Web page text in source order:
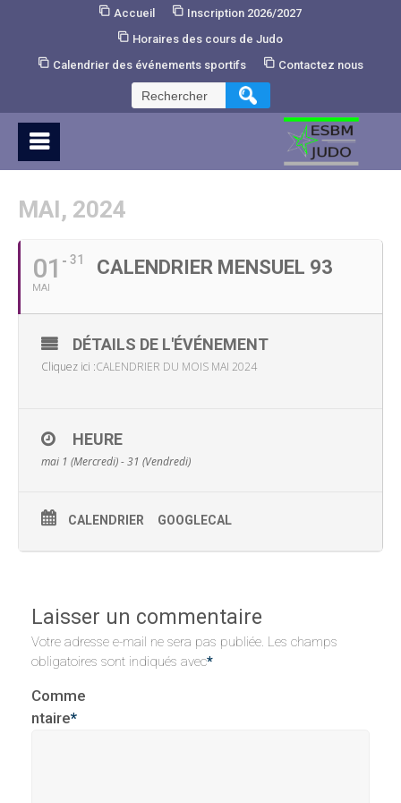
Accueil
Inscription 2026/2027
Horaires des cours de Judo
Calendrier des événements sportifs
Contactez nous
Rechercher :
MAI, 2024
01
MAI
31 CALENDRIER MENSUEL 93
DÉTAILS DE L'ÉVÉNEMENT
Cliquez ici :CALENDRIER DU MOIS MAI 2024
HEURE
mai 1 (Mercredi) - 31 (Vendredi)
CALENDRIER GOOGLECAL
Laisser un commentaire
Votre adresse e-mail ne sera pas publiée. Les champs
obligatoires sont indiqués avec*
Comme
ntaire*